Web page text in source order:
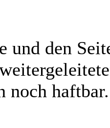
und den
noch haftbar.